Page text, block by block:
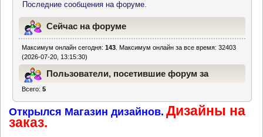
Последние сообщения на форуме.
Сейчас на форуме
Максимум онлайн сегодня:143 . Максимум онлайн за все время: 32403
(2026-07-20, 13:15:30)
Пользователи, посетившие форум за
Всего:5
Открылся Магазин дизайнов. Дизайны на
заказ.